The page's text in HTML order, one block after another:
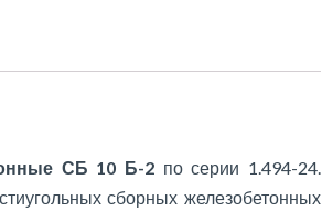
СБ 10 Б-2 по серии 1.494-24.
сборных железобетонных